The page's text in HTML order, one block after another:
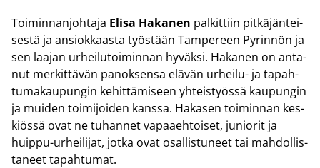
Toi­min­nan­joh­ta­ja Elisa Ha­ka­nen pal­kit­tiin pit­kä­jän­tei­
ses­tä ja an­siok­kaas­ta työs­tään Tam­pe­reen Py­rin­nön ja
sen laa­jan ur­hei­lu­toi­min­nan hy­väk­si. Ha­ka­nen on an­ta­
nut mer­kit­tä­vän pa­nok­sen­sa elä­vän urheilu-​ ja ta­pah­
tu­ma­kau­pun­gin ke­hit­tä­mi­seen yh­teis­työs­sä kau­pun­gin
ja mui­den toi­mi­joi­den kans­sa. Ha­ka­sen toi­min­nan kes­
kiös­sä ovat ne tu­han­net va­paa­eh­toi­set, ju­nio­rit ja
huippu-​urheilijat, jotka ovat osal­lis­tu­neet tai mah­dol­lis­
ta­neet ta­pah­tu­mat.